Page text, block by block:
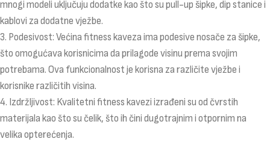
mnogi modeli uključuju dodatke kao što su pull-up šipke, dip stanice i
kablovi za dodatne vježbe.
3. Podesivost: Većina fitness kaveza ima podesive nosače za šipke,
što omogućava korisnicima da prilagode visinu prema svojim
potrebama. Ova funkcionalnost je korisna za različite vježbe i
korisnike različitih visina.
4. Izdržljivost: Kvalitetni fitness kavezi izrađeni su od čvrstih
materijala kao što su čelik, što ih čini dugotrajnim i otpornim na
velika opterećenja.